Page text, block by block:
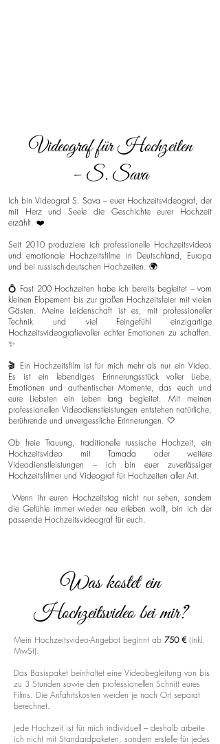
Videograf für Hochzeiten
– S. Sava
Ich bin Videograf S. Sava – euer Hochzeitsvideograf, der
mit Herz und Seele die Geschichte eurer Hochzeit
erzählt. ❤️
Seit 2010 produziere ich professionelle Hochzeitsvideos
und emotionale Hochzeitsfilme in Deutschland, Europa
und bei russisch-deutschen Hochzeiten. 🌍
💍 Fast 200 Hochzeiten habe ich bereits begleitet – vom
kleinen Elopement bis zur großen Hochzeitsfeier mit vielen
Gästen. Meine Leidenschaft ist es, mit professioneller
Technik und viel Feingefühl einzigartige
Hochzeitsvideografievoller echter Emotionen zu schaffen.
✨
🎬 Ein Hochzeitsfilm ist für mich mehr als nur ein Video.
Es ist ein lebendiges Erinnerungsstück voller Liebe,
Emotionen und authentischer Momente, das euch und
eure Liebsten ein Leben lang begleitet. Mit meinen
professionellen Videodienstleistungen entstehen natürliche,
berührende und unvergessliche Erinnerungen. 🤍
Ob freie Trauung, traditionelle russische Hochzeit, ein
Hochzeitsvideo mit Tamada oder weitere
Videodienstleistungen – ich bin euer zuverlässiger
Hochzeitsfilmer und Videograf für Hochzeiten aller Art.
Wenn ihr euren Hochzeitstag nicht nur sehen, sondern
die Gefühle immer wieder neu erleben wollt, bin ich der
passende Hochzeitsvideograf für euch.
Was kostet ein
Hochzeitsvideo bei mir?
Mein Hochzeitsvideo-Angebot beginnt ab 750 € (inkl.
MwSt).
Das Basispaket beinhaltet eine Videobegleitung von bis
zu 3 Stunden sowie den professionellen Schnitt eures
Films. Die Anfahrtskosten werden je nach Ort separat
berechnet.
Jede Hochzeit ist für mich individuell – deshalb arbeite
ich nicht mit Standardpaketen, sondern erstelle für jedes